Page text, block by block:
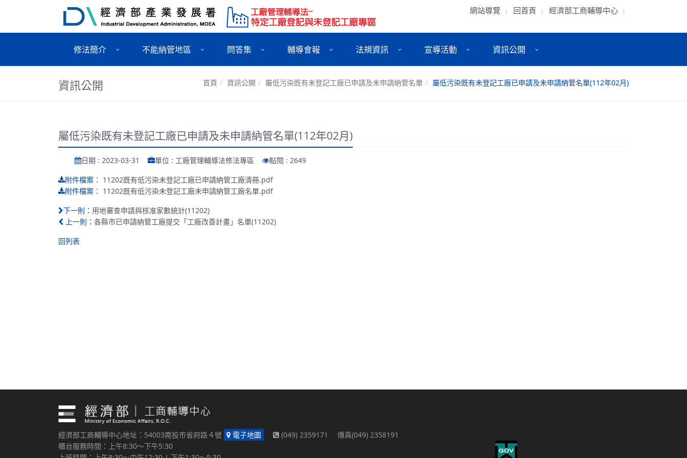
網站導覽 回首頁 經濟部工商輔導中心
修法簡介 不能納管地區 問答集 輔導會報 法規資訊 宣導活動 資訊公開
資訊公開 首頁 資訊公開 屬低污染既有未登記工廠已申請及未申請納管名單 屬低污染既有未登記工廠已申請及未申請納管名單(112年02月)
屬低污染既有未登記工廠已申請及未申請納管名單(112年02月)
日期 : 2023-03-31 單位 : 工廠管理輔導法修法專區 點閱 : 2649
附件檔案 ： 11202既有低污染未登記工廠已申請納管工廠清冊.pdf
附件檔案 ： 11202既有低污染未登記工廠未申請納管工廠名單.pdf
下一則： 用地審查申請與核准家數統計(11202)
上一則： 各縣市已申請納管工廠提交「工廠改善計畫」名單(11202)
回列表
經濟部工商輔導中心地址：54003南投市省府路４號 電子地圖
(049) 2359171 傳真(049) 2358191
櫃台服務時間：上午8:30～下午5:30